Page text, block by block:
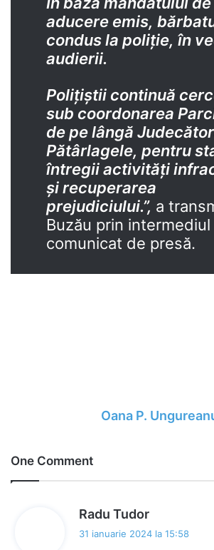
aducere emis,
condus la poliţie, în
audierii.
Poliţiştii continuă
sub coordonarea
de pe lângă
Pătârlagele, pentru
întregii activităţi
şi recuperarea
prejudiciului.”, a
Buzău prin intermediul
comunicat de presă.
Oana P.
One Comment
Radu Tudor
31 ianuarie 2024 la 15:58